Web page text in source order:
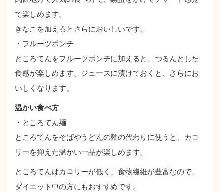
で楽しめます。
きなこを加えるとさらにおいしいです。
・フルーツポンチ
ところてんをフルーツポンチに加えると、つるんとした
食感が楽しめます。ジュースに漬けておくと、さらにお
いしくなります。
温かい食べ方
・ところてん麺
ところてんをそばやうどんの麺の代わりに使うと、カロ
リーを抑えた温かい一品が楽しめます。
ところてんはカロリーが低く、食物繊維が豊富なので、
ダイエット中の方にもおすすめです。